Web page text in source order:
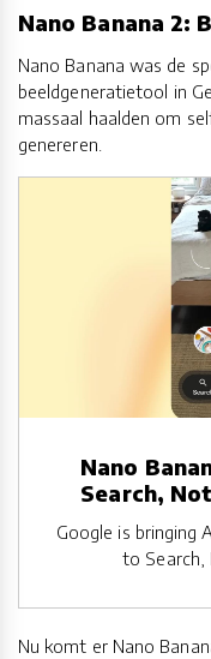
Nano Banana 2:
Nano Banana was de
beeldgeneratietool in
massaal haalden om
genereren.
Nano
Search,
Google is bringing
to Search,
Nu komt er Nano